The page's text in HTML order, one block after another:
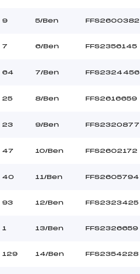
KIYOSAWA KASUKI ()
178.3900
9 5/Ben FFS2600382
7 6/Ben FFS2356145
64 7/Ben FFS2324456
25 8/Ben FFS2616659
23 9/Ben FFS2320877
47 10/Ben FFS2602172
40 11/Ben FFS2605794
93 12/Ben FFS2323425
1 13/Ben FFS2326659
129 14/Ben FFS2354228